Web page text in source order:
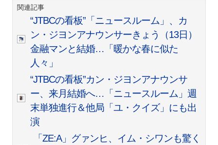
関連記事
“JTBCの看板”「ニュースルーム」、カ
ン・ジヨンアナウンサーきょう（13日）
金融マンと結婚…「暖かな春に似た
人々」
“JTBCの看板”カン・ジヨンアナウンサ
ー、来月結婚へ…「ニュースルーム」週
末単独進行＆他局「ユ・クイズ」にも出
演
「ZE:A」グァンヒ、イム・シワンも驚く